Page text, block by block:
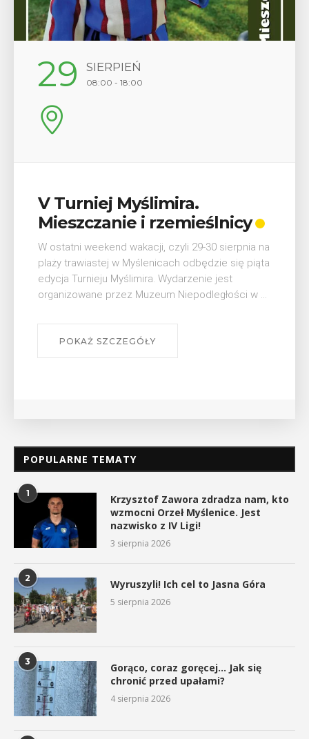
12 SIERPIEŃ
17:00
Wykład „Jak zdobyć
odznaki na myślenickich
szlakach?”
W środę 12 sierpnia o godz. 17 w Miejskiej
Bibliotece Publicznej w Myślenicach odbędzie się
wykład Mateusza Murzyna, przewodnika i prezesa
POPULARNE TEMATY
1
Krzysztof Zawora zdradza nam, kto
wzmocni Orzeł Myślenice. Jest
nazwisko z IV Ligi!
3 sierpnia 2026
2 Wyruszyli! Ich cel to Jasna Góra
5 sierpnia 2026
3
Gorąco, coraz goręcej… Jak się
chronić przed upałami?
4 sierpnia 2026